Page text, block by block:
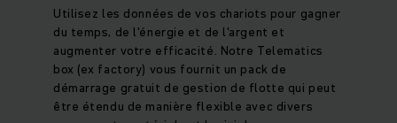
Utilisez les données de vos chariots pour gagner
du temps, de l'énergie et de l'argent et
augmenter votre efficacité. Notre Telematics
box (ex factory) vous fournit un pack de
démarrage gratuit de gestion de flotte qui peut
être étendu de manière flexible avec divers